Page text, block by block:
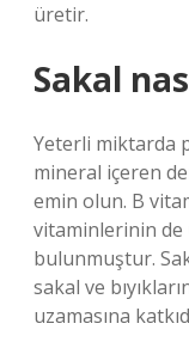
üretir.
Sakal
Yeterli miktarda
mineral içeren
emin olun. B
vitaminlerinin de
bulunmuştur.
sakal ve
uzamasına